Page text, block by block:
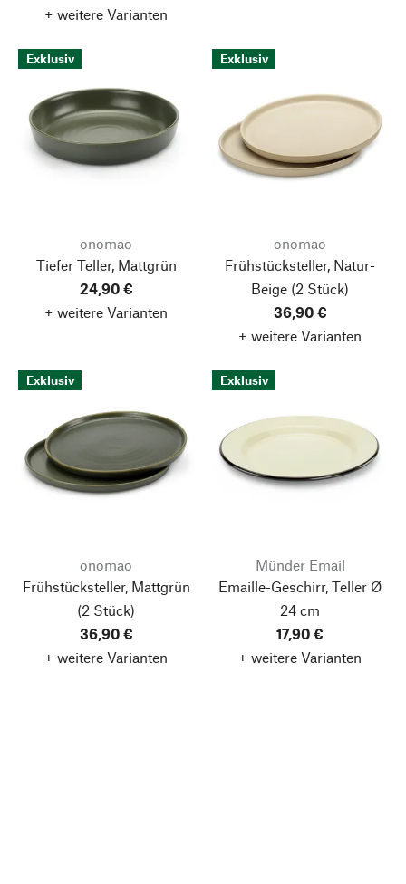
+ weitere Varianten
Exklusiv
onomao
Tiefer Teller, Mattgrün
24,90 €
+ weitere Varianten
Exklusiv
onomao
Frühstücksteller, Natur-
Beige (2 Stück)
36,90 €
+ weitere Varianten
Exklusiv
onomao
Frühstücksteller, Mattgrün
(2 Stück)
36,90 €
+ weitere Varianten
Exklusiv
Münder Email
Emaille-Geschirr, Teller Ø
24 cm
17,90 €
+ weitere Varianten